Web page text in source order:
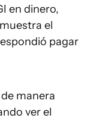
en dinero,
el
pagar
manera
ver el